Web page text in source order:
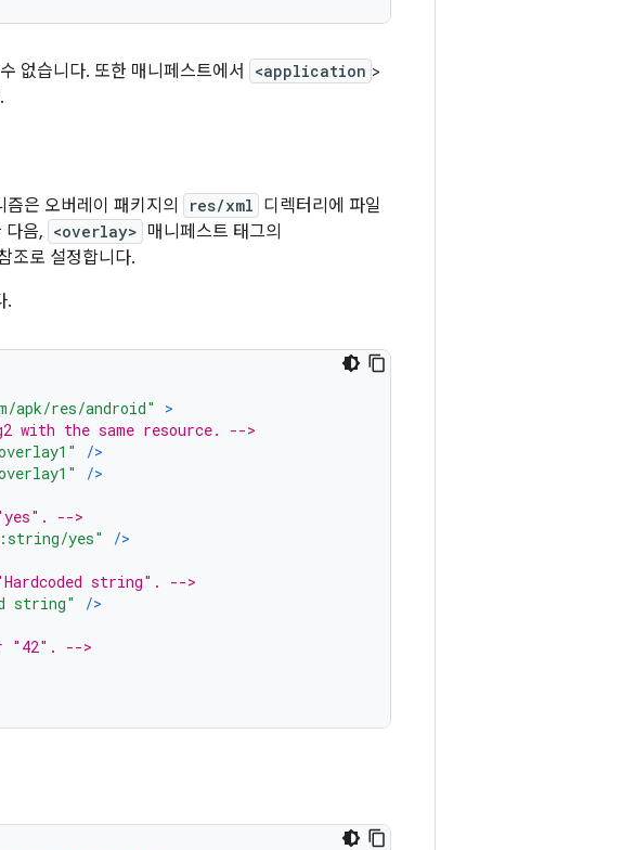
없습니다. 또한 매니페스트에서 <application >
은 오버레이 패키지의 res/xml 디렉터리에 파일
다음, <overlay> 매니페스트 태그의
조로 설정합니다.
.
apk/res/android"
>
with the same resource. -->
/>
/>
-->
yes" />
string". -->
string" />
"42". -->